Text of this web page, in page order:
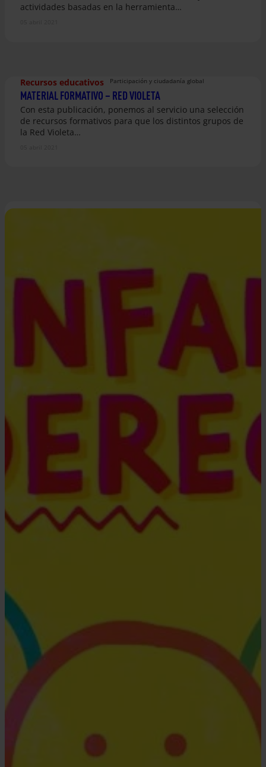
actividades basadas en la herramienta…
Recursos educativos Participación y ciudadanía global
MATERIAL FORMATIVO – RED VIOLETA
Con esta publicación, ponemos al servicio una selección
de recursos formativos para que los distintos grupos de
la Red Violeta…